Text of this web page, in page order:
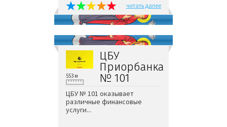
читать далее
ЦБУ
Приорбанка
№ 101
553 м
ЦБУ № 101 оказывает
различные финансовые
услуги...